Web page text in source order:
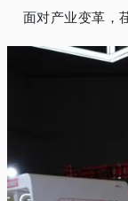
面对产业变革，